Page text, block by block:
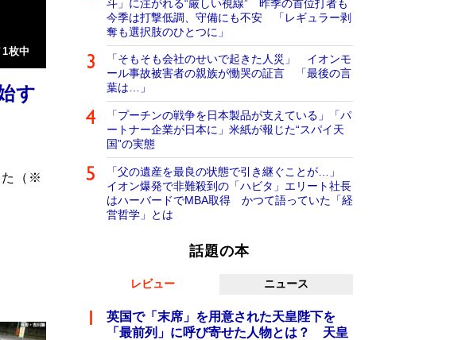
枚中
す
た（※
斗」に注がれる“厳しい視線” 昨季の首位打者も
今季は打撃低調、守備にも不安 「レギュラー剥
奪も選択肢のひとつに」
「そもそも会社のせいで起きた人災」 イオンモ
ール事故被害者の親族が慟哭の証言 「最後の言
葉は…」
「プーチンの戦争を日本製品が支えている」「パ
ートナー企業が日本に」米紙が報じた“スパイ天
国”の実態
「父の遺産を最良の状態で引き継ぐことが…」
イオン爆発で非難殺到の「ハビタ」エリート社長
はハーバードでMBA取得 かつて語っていた「経
営哲学」とは
話題の本
レビュー ニュース
英国で「末席」を用意された天皇陛下を
「最前列」に呼び寄せた人物とは？ 天皇